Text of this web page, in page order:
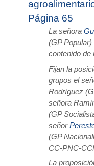
Página 65
La señora
(GP
contenido de
Fijan la
grupos el
Rodríguez
señora
(GP
señor
(GP
CC-PNC-
La